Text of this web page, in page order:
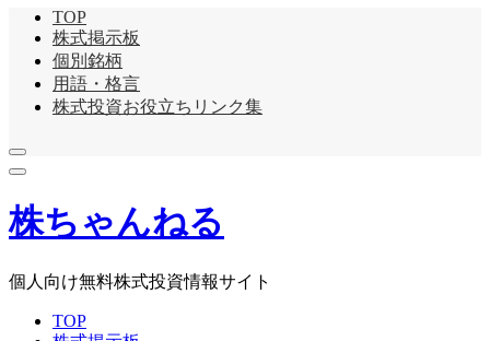
TOP
株式掲示板
個別銘柄
用語・格言
株式投資お役立ちリンク集
株ちゃんねる
個人向け無料株式投資情報サイト
TOP